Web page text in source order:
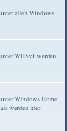
allen Windows
WHSv1 werden
Windows Home
werden hier